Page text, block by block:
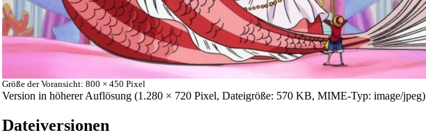
Größe der Voransicht: 800 × 450 Pixel
Version in höherer Auflösung ‎ (1.280 × 720 Pixel, Dateigröße: 570 KB, MIME-Typ: image/jpeg)
Dateiversionen